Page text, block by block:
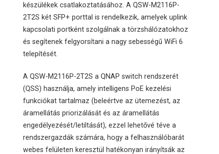
készülékek csatlakoztatásához. A QSW-M2116P-
2T2S két SFP+ porttal is rendelkezik, amelyek uplink
kapcsolati portként szolgálnak a törzshálózatokhoz
és segítenek felgyorsítani a nagy sebességű WiFi 6
telepítését.
A QSW-M2116P-2T2S a QNAP switch rendszerét
(QSS) használja, amely intelligens PoE kezelési
funkciókat tartalmaz (beleértve az ütemezést, az
áramellátás priorizálását és az áramellátás
engedélyezését/letiltását), ezzel lehetővé téve a
rendszergazdák számára, hogy a felhasználóbarát
webes felületen keresztül hatékonyan irányítsák az